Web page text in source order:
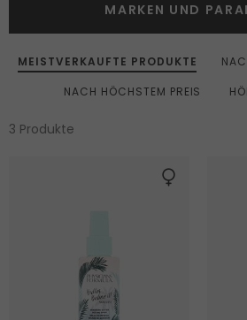
MEISTVERKAUFTE PRODUKTE
NACH HÖCHSTEM PREIS
3 Produkte
MARKEN UND